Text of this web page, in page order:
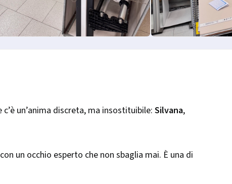
un’anima discreta, ma insostituibile: Silvana,
un occhio esperto che non sbaglia mai. È una di